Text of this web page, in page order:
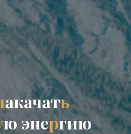
акачать
ю энергию